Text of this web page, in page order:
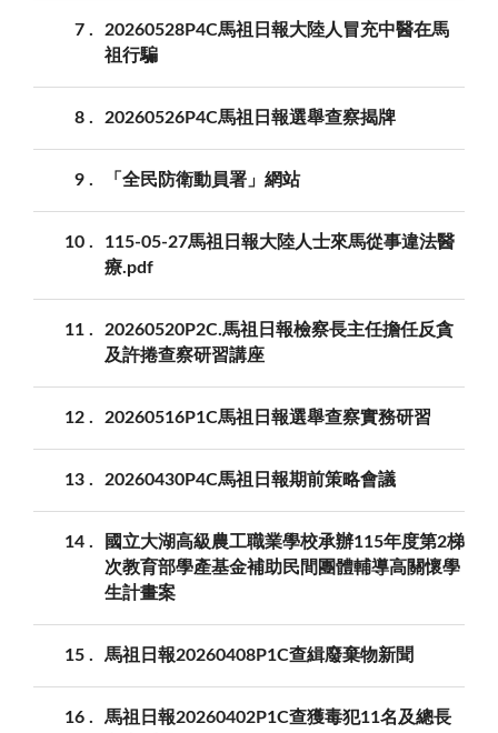
7
20260528P4C馬祖日報大陸人冒充中醫在馬
祖行騙
8 20260526P4C馬祖日報選舉查察揭牌
9 「全民防衛動員署」網站
10
115-05-27馬祖日報大陸人士來馬從事違法醫
療.pdf
11
20260520P2C.馬祖日報檢察長主任擔任反貪
及許捲查察研習講座
12 20260516P1C馬祖日報選舉查察實務研習
13 20260430P4C馬祖日報期前策略會議
14
國立大湖高級農工職業學校承辦115年度第2梯
次教育部學產基金補助民間團體輔導高關懷學
生計畫案
15 馬祖日報20260408P1C查緝廢棄物新聞
16
馬祖日報20260402P1C查獲毒犯11名及總長